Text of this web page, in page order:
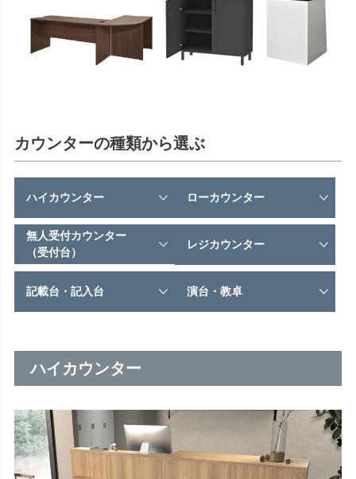
カウンターの種類から選ぶ
ハイカウンター ローカウンター
無人受付カウンター
（受付台）
レジカウンター
記載台・記入台 演台・教卓
ハイカウンター